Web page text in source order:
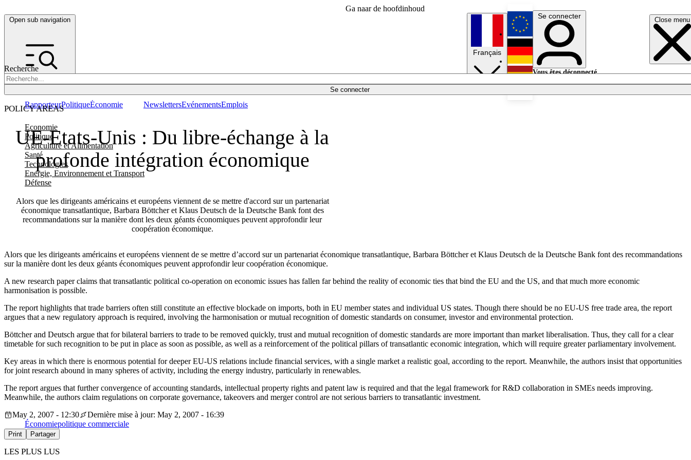
Ga naar de hoofdinhoud
Open sub navigation Close menu
Recherche
Se connecter
POLICY AREAS
Economie
Politique
Agriculture et Alimentation
Santé
Technologies
Energie, Environnement et Transport
Défense
RapporteurPolitiqueÉconomie NewslettersEvénementsEmplois
Français
English
Deutsch
Se connecter
Vous êtes déconnecté.
UE-Etats-Unis : Du libre-échange à la
profonde intégration économique
Alors que les dirigeants américains et européens viennent de se mettre d'accord sur un partenariat
économique transatlantique, Barbara Böttcher et Klaus Deutsch de la Deutsche Bank font des
recommandations sur la manière dont les deux géants économiques peuvent approfondir leur
coopération économique.
Alors que les dirigeants américains et européens viennent de se mettre d’accord sur un partenariat économique transatlantique, Barbara Böttcher et Klaus Deutsch de la Deutsche Bank font des recommandations
sur la manière dont les deux géants économiques peuvent approfondir leur coopération économique.
A new research paper claims that transatlantic political co-operation on economic issues has fallen far behind the reality of economic ties that bind the EU and the US, and that much more economic
harmonisation is possible.
The report highlights that trade barriers often still constitute an effective blockade on imports, both in EU member states and individual US states. Though there should be no EU-US free trade area, the report
argues that a new regulatory approach is required, involving the harmonisation or mutual recognition of domestic standards on consumer, investor and environmental protection.
Böttcher and Deutsch argue that for bilateral barriers to trade to be removed quickly, trust and mutual recognition of domestic standards are more important than market liberalisation. Thus, they call for a clear
timetable for such recognition to be put in place as soon as possible, as well as a reinforcement of the political pillars of transatlantic economic integration, which will require greater parliamentary involvement.
Key areas in which there is enormous potential for deeper EU-US relations include financial services, with a single market a realistic goal, according to the report. Meanwhile, the authors insist that opportunities
for joint research abound in many spheres of activity, including the energy industry, particularly in renewables.
The report argues that further convergence of accounting standards, intellectual property rights and patent law is required and that the legal framework for R&D collaboration in SMEs needs improving.
Meanwhile, the authors claim regulations on corporate governance, takeovers and merger control are not serious barriers to transatlantic investment.
May 2, 2007 - 12:30
Dernière mise à jour: May 2, 2007 - 16:39
Économiepolitique commerciale
Print Partager
LES PLUS LUS